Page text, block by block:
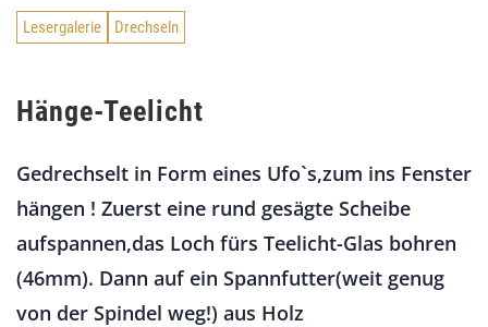
Lesergalerie Drechseln
Hänge-Teelicht
Gedrechselt in Form eines Ufo`s,zum ins Fenster
hängen ! Zuerst eine rund gesägte Scheibe
aufspannen,das Loch fürs Teelicht-Glas bohren
(46mm). Dann auf ein Spannfutter(weit genug
von der Spindel weg!) aus Holz